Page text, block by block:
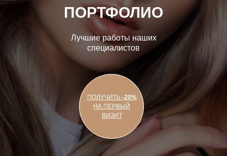
ПОРТФОЛИО
Лучшие работы наших
специалистов
ПОЛУЧИТЬ-20%
НА ПЕРВЫЙ
ВИЗИТ